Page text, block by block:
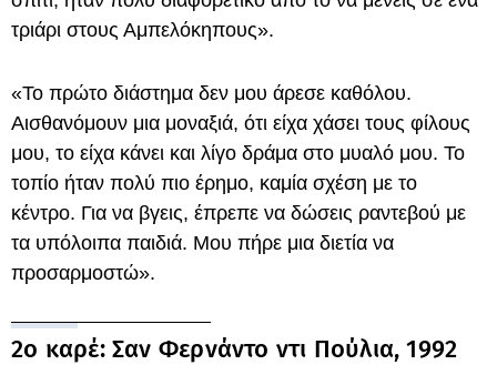
τριάρι στους Αμπελόκηπους».
«Το πρώτο διάστημα δεν μου άρεσε καθόλου.
Αισθανόμουν μια μοναξιά, ότι είχα χάσει τους φίλους
μου, το είχα κάνει και λίγο δράμα στο μυαλό μου. Το
τοπίο ήταν πολύ πιο έρημο, καμία σχέση με το
κέντρο. Για να βγεις, έπρεπε να δώσεις ραντεβού με
τα υπόλοιπα παιδιά. Μου πήρε μια διετία να
προσαρμοστώ».
2ο καρέ: Σαν Φερνάντο ντι Πούλια, 1992